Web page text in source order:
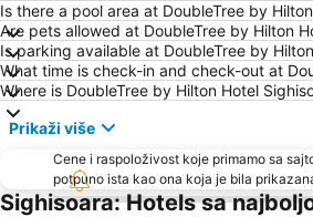
Is there a pool area at DoubleTree by
Are pets allowed at DoubleTree by Hilton
Is parking available at DoubleTree by
What time is check-in and check-out at
Where is DoubleTree by Hilton Hotel
Prikaži više
Cene i raspoloživost koje primamo sa
potpuno ista kao ona koja je bila
Sighisoara: Hotels sa